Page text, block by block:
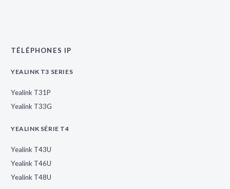
TÉLÉPHONES IP
YEALINK T3 SERIES
Yealink T31P
Yealink T33G
YEALINK SÉRIE T4
Yealink T43U
Yealink T46U
Yealink T48U